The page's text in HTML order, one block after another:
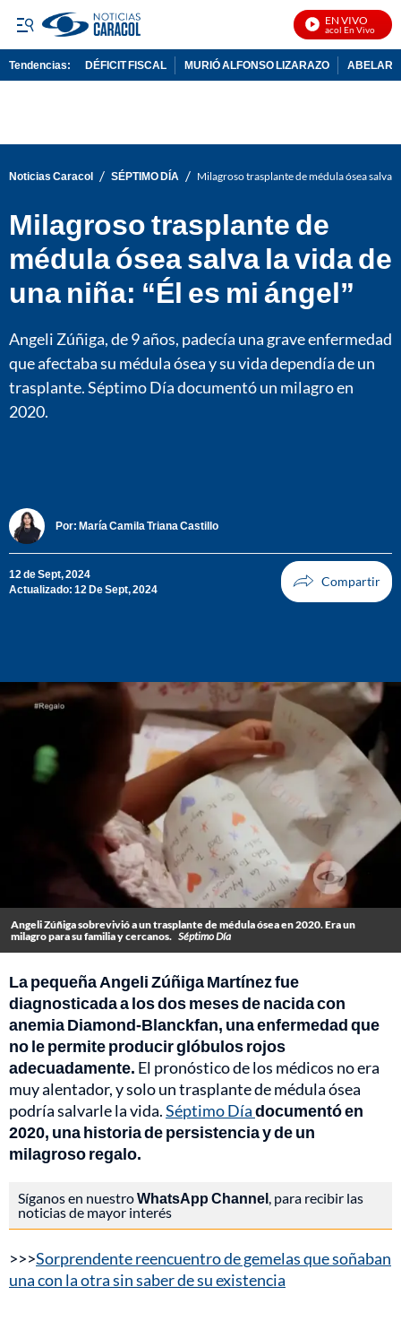
EN VIVO
Noticias Caracol En Vivo
Tendencias: DÉFICIT FISCAL MURIÓ ALFONSO LIZARAZO
Noticias Caracol / SÉPTIMO DÍA / Milagroso trasplante de médula ósea salva
Milagroso trasplante de
médula ósea salva la vida de
una niña: “Él es mi ángel”
Angeli Zúñiga, de 9 años, padecía una grave enfermedad
que afectaba su médula ósea y su vida dependía de un
trasplante. Séptimo Día documentó un milagro en
2020.
Por: María Camila Triana Castillo
12 de Sept, 2024
Actualizado: 12 De Sept, 2024
Angeli Zúñiga sobrevivió a un trasplante de médula ósea en 2020. Era un
milagro para su familia y cercanos. Séptimo Día
La pequeña Angeli Zúñiga Martínez fue
diagnosticada a los dos meses de nacida con
anemia Diamond-Blanckfan, una enfermedad que
no le permite producir glóbulos rojos
adecuadamente. El pronóstico de los médicos no era
muy alentador, y solo un trasplante de médula ósea
podría salvarle la vida.Séptimo Díadocumentó en
2020, una historia de persistencia y de un
milagroso regalo.
Síganos en nuestroWhatsApp Channel , para recibir las
noticias de mayor interés
>>>Sorprendente reencuentro de gemelas que soñaban
una con la otra sin saber de su existencia